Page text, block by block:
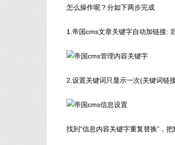
怎么操作呢？分如下两步完成
1.帝国cms文章关键字自动加链接:
2.设置关键词只显示一次(关键词链
找到“信息内容关键字重复替换”，把